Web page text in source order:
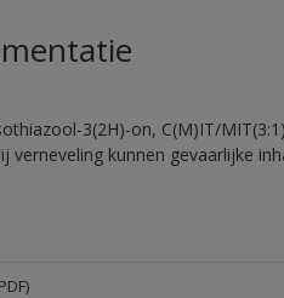
3(2H)-on, C(M)IT/
kunnen gevaarlijke